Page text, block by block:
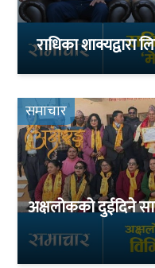
राधिका शाक्यद्वारा
समाचार
अक्षलोकको दुईदिने